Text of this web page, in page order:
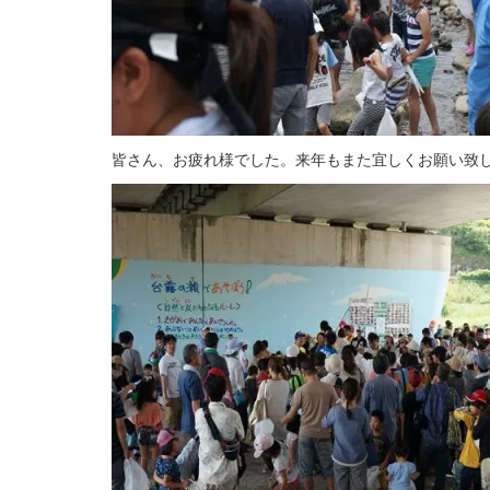
皆さん、お疲れ様でした。来年もまた宜しくお願い致